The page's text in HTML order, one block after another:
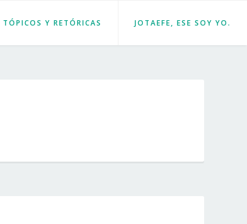
TÓPICOS Y RETÓRICAS JOTAEFE, ESE SOY YO.